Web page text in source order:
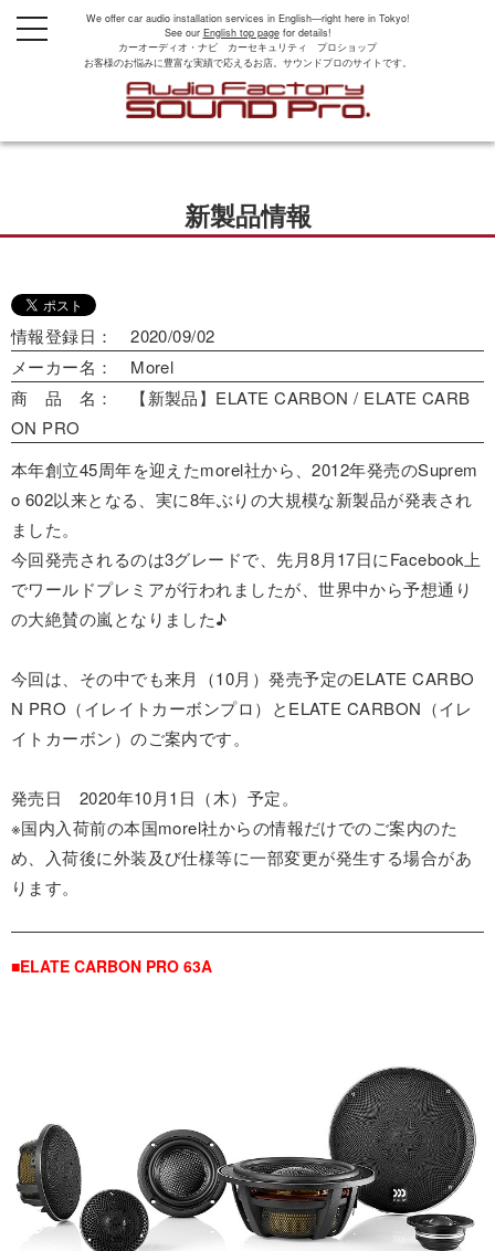
We offer car audio installation services in English—right here in Tokyo!
See our English top pagefor details!
カーオーディオ・ナビ カーセキュリティ プロショップ
お客様のお悩みに豊富な実績で応えるお店。サウンドプロのサイトです。
t
o
a
i
新製品情報
情報登録日： 2020/09/02
メーカー名： Morel
商 品 名： 【新製品】ELATE CARBON / ELATE CARB
ON PRO
本年創立45周年を迎えたmorel社から、2012年発売のSuprem
o 602以来となる、実に8年ぶりの大規模な新製品が発表され
ました。
今回発売されるのは3グレードで、先月8月17日にFacebook上
でワールドプレミアが行われましたが、世界中から予想通り
の大絶賛の嵐となりました♪
今回は、その中でも来月（10月）発売予定のELATE CARBO
N PRO（イレイトカーボンプロ）とELATE CARBON（イレ
イトカーボン）のご案内です。
発売日 2020年10月1日（木）予定。
※国内入荷前の本国morel社からの情報だけでのご案内のた
め、入荷後に外装及び仕様等に一部変更が発生する場合があ
ります。
■ELATE CARBON PRO 63A